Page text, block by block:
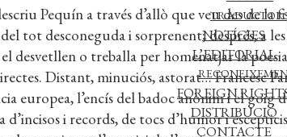
NOTÍCIES
L’EDITORIAL
FOREIGN
DISTRIBUCIÓ
CONTACTE
Pequín a través d’allò que veu des de la
tot desconeguda i sorprenent; després, a
desvetllen o treballa per homenatjar la
Distant, minuciós, astorat… Francesc
europea, l’encís del badoc anònim i el goig
i records, de tocs d’humor i